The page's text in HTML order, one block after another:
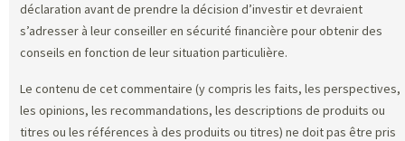
déclaration avant de prendre la décision d’investir et devraient
s’adresser à leur conseiller en sécurité financière pour obtenir des
conseils en fonction de leur situation particulière.
Le contenu de cet commentaire (y compris les faits, les perspectives,
les opinions, les recommandations, les descriptions de produits ou
titres ou les références à des produits ou titres) ne doit pas être pris